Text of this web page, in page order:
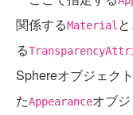
関係するMaterial
る
Sphereオブジェク
たAppearanceオブ